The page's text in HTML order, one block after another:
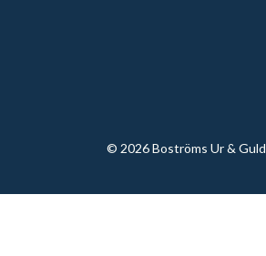
© 2026 Boströms Ur & Guld